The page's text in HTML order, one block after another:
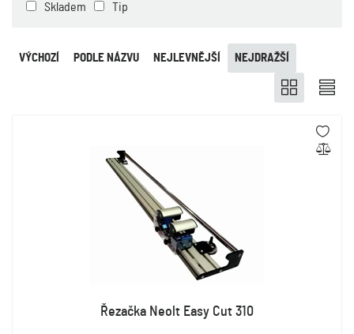
Skladem Tip
NEJLEVNĚJŠÍ NEJDRAŽŠÍ
PODLE NÁZVU
VÝCHOZÍ
Řezačka Neolt Easy Cut 310